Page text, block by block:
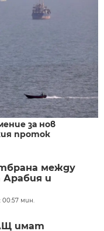
за нов
проток
между
Арабия и
00:57 мин.
имат